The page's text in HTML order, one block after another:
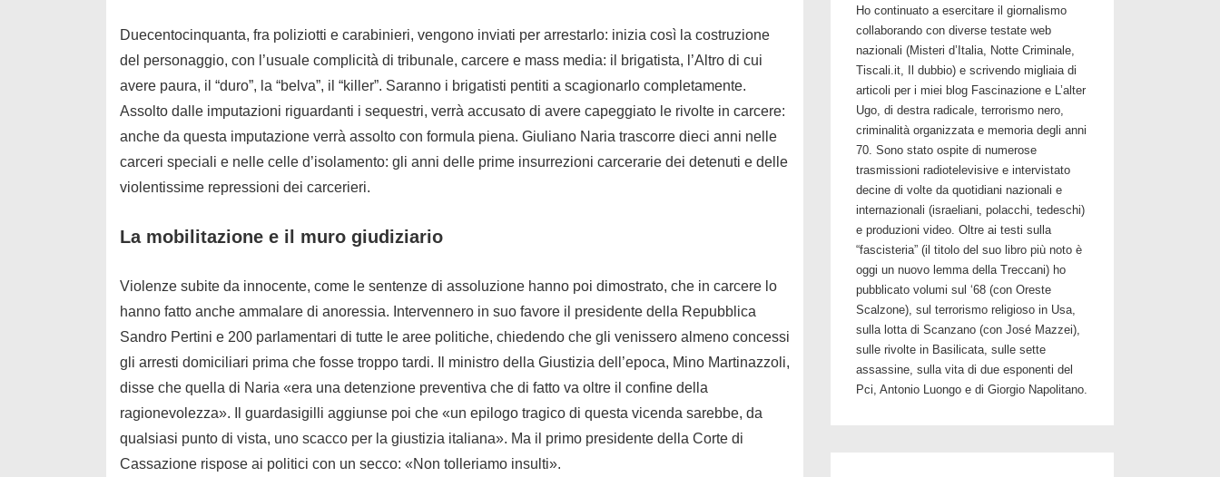
Duecentocinquanta, fra poliziotti e carabinieri, vengono inviati per arrestarlo: inizia così la costruzione
del personaggio, con l’usuale complicità di tribunale, carcere e mass media: il brigatista, l’Altro di cui
avere paura, il “duro”, la “belva”, il “killer”. Saranno i brigatisti pentiti a scagionarlo completamente.
Assolto dalle imputazioni riguardanti i sequestri, verrà accusato di avere capeggiato le rivolte in carcere:
anche da questa imputazione verrà assolto con formula piena. Giuliano Naria trascorre dieci anni nelle
carceri speciali e nelle celle d’isolamento: gli anni delle prime insurrezioni carcerarie dei detenuti e delle
violentissime repressioni dei carcerieri.
La mobilitazione e il muro giudiziario
Violenze subite da innocente, come le sentenze di assoluzione hanno poi dimostrato, che in carcere lo
hanno fatto anche ammalare di anoressia. Intervennero in suo favore il presidente della Repubblica
Sandro Pertini e 200 parlamentari di tutte le aree politiche, chiedendo che gli venissero almeno concessi
gli arresti domiciliari prima che fosse troppo tardi. Il ministro della Giustizia dell’epoca, Mino Martinazzoli,
disse che quella di Naria «era una detenzione preventiva che di fatto va oltre il confine della
ragionevolezza». Il guardasigilli aggiunse poi che «un epilogo tragico di questa vicenda sarebbe, da
qualsiasi punto di vista, uno scacco per la giustizia italiana». Ma il primo presidente della Corte di
Cassazione rispose ai politici con un secco: «Non tolleriamo insulti».
Ho continuato a esercitare il giornalismo
collaborando con diverse testate web
nazionali (Misteri d’Italia, Notte Criminale,
Tiscali.it, Il dubbio) e scrivendo migliaia di
articoli per i miei blog Fascinazione e L’alter
Ugo, di destra radicale, terrorismo nero,
criminalità organizzata e memoria degli anni
70. Sono stato ospite di numerose
trasmissioni radiotelevisive e intervistato
decine di volte da quotidiani nazionali e
internazionali (israeliani, polacchi, tedeschi)
e produzioni video. Oltre ai testi sulla
“fascisteria” (il titolo del suo libro più noto è
oggi un nuovo lemma della Treccani) ho
pubblicato volumi sul ‘68 (con Oreste
Scalzone), sul terrorismo religioso in Usa,
sulla lotta di Scanzano (con José Mazzei),
sulle rivolte in Basilicata, sulle sette
assassine, sulla vita di due esponenti del
Pci, Antonio Luongo e di Giorgio Napolitano.